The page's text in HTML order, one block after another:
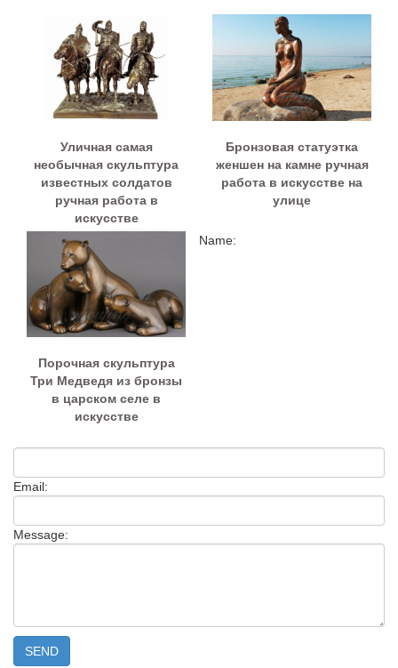
Уличная самая
необычная скульптура
известных солдатов
ручная работа в
искусстве
Бронзовая статуэтка
женшен на камне ручная
работа в искусстве на
улице
Порочная скульптура
Три Медведя из бронзы
в царском селе в
искусстве
Name:
Email:
Message: